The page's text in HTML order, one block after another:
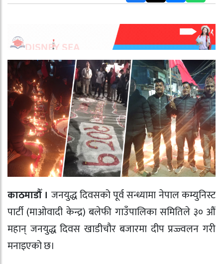
काठमाडौँ । जनयुद्ध दिवसको पूर्व सन्ध्यामा नेपाल कम्युनिस्ट
पार्टी (माओवादी केन्द्र) बलेफी गाउँपालिका समितिले ३० औं
महान् जनयुद्ध दिवस खाडीचौर बजारमा दीप प्रज्ज्वलन गरी
मनाइएको छ।